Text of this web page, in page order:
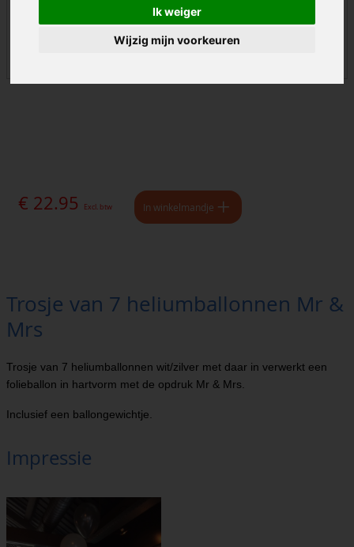
Ik weiger
Wijzig mijn voorkeuren
€ 22.95 Excl. btw In winkelmandje
Trosje van 7 heliumballonnen Mr &
Mrs
Trosje van 7 heliumballonnen wit/zilver met daar in verwerkt een
folieballon in hartvorm met de opdruk Mr & Mrs.
Inclusief een ballongewichtje.
Impressie